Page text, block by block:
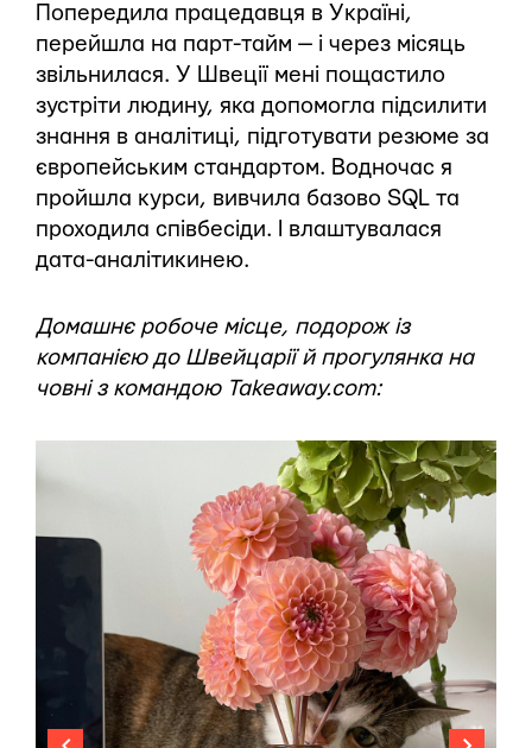
Попередила працедавця в Україні,
перейшла на парт-тайм — і через місяць
звільнилася. У Швеції мені пощастило
зустріти людину, яка допомогла підсилити
знання в аналітиці, підготувати резюме за
європейським стандартом. Водночас я
пройшла курси, вивчила базово SQL та
проходила співбесіди. І влаштувалася
дата-аналітикинею.
Домашнє робоче місце, подорож із
компанією до Швейцарії й прогулянка на
човні з командою Takeaway.com: